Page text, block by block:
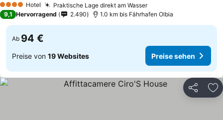
4 Sterne Hotel Praktische Lage direkt am Wasser
9,1 Hervorragend 2.490 1.0 km bis Fährhafen Olbia
Ab 94 €
Preise von 19 Websites Preise sehen
Teilen